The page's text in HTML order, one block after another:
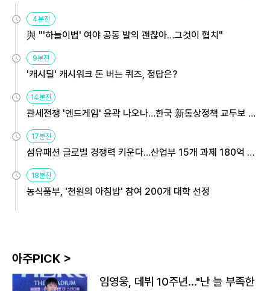
4분전
與 "'하늘이법' 여야 공동 발의 괜찮아…그것이 협치"
9분전
'캐시딜' 캐시워크 돈 버는 퀴즈, 정답은?
14분전
관세전쟁 '엔드게임' 윤곽 나오나…한국 新통상정책 교두보 활
용해야
17분전
섬유패션 글로벌 경쟁력 키운다…산업부 15개 과제 180억 지
원
18분전
농식품부, '천원의 아침밥' 참여 200개 대학 선정
아주PICK >
임영웅, 데뷔 10주년…"난 늘 부족한